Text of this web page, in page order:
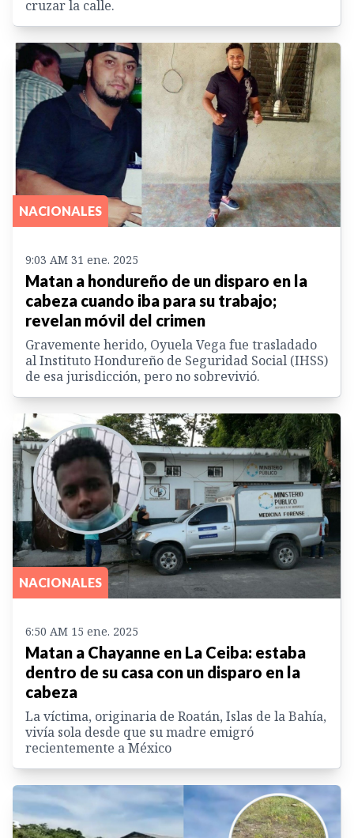
cruzar la calle.
NACIONALES
9:03 AM 31 ene. 2025
Matan a hondureño de un disparo en la
cabeza cuando iba para su trabajo;
revelan móvil del crimen
Gravemente herido, Oyuela Vega fue trasladado
al Instituto Hondureño de Seguridad Social (IHSS)
de esa jurisdicción, pero no sobrevivió.
NACIONALES
6:50 AM 15 ene. 2025
Matan a Chayanne en La Ceiba: estaba
dentro de su casa con un disparo en la
cabeza
La víctima, originaria de Roatán, Islas de la Bahía,
vivía sola desde que su madre emigró
recientemente a México